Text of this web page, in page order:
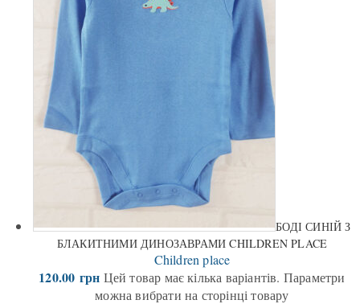
БОДІ СИНІЙ З
БЛАКИТНИМИ ДИНОЗАВРАМИ CHILDREN PLACE
Children place
120.00 грн Цей товар має кілька варіантів. Параметри
можна вибрати на сторінці товару